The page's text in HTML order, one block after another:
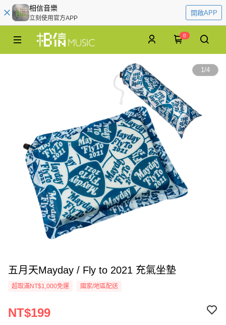
相信音樂
立刻使用官方APP
開啟APP
0
1/4
五月天Mayday / Fly to 2021 充氣坐墊
超取滿NT$1,000免運 國家/地區配送
NT$199